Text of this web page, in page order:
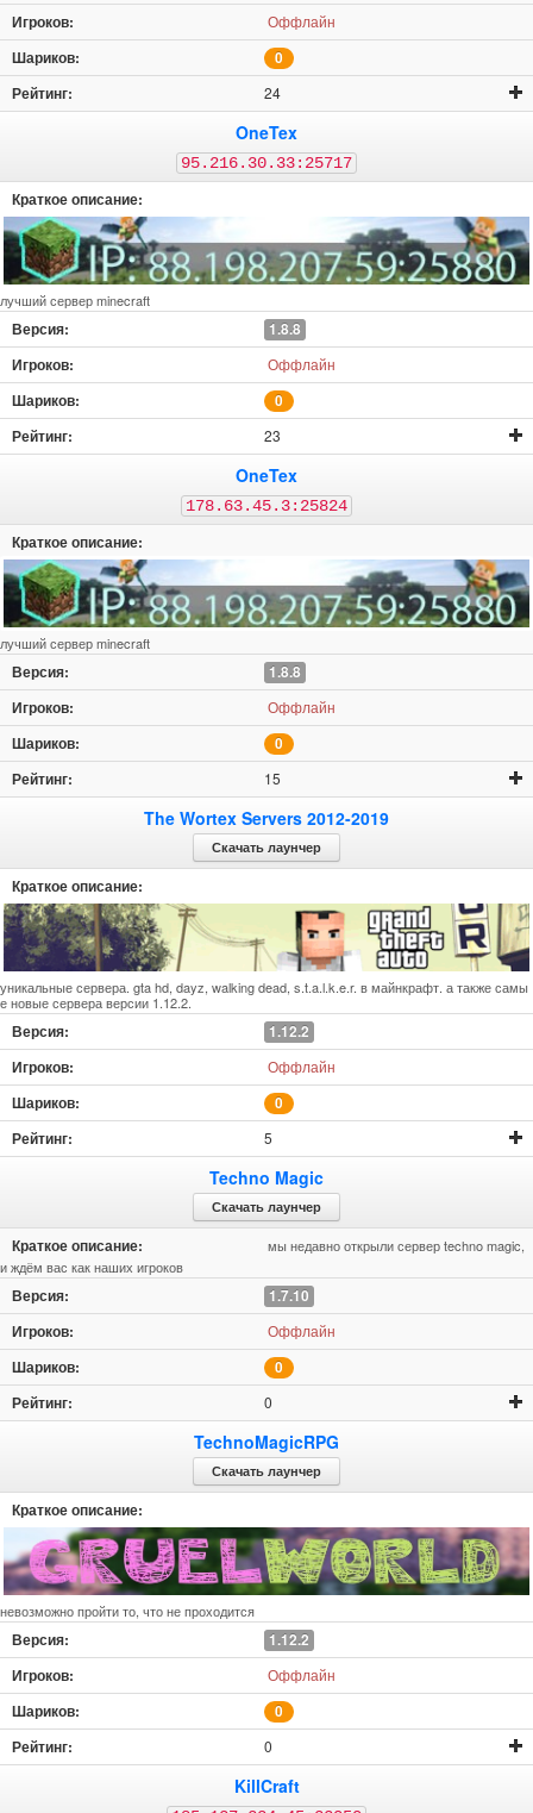
Оффлайн
0
24
OneTex
95.216.30.33:25717
лучший сервер minecraft
1.8.8
Оффлайн
0
23
OneTex
178.63.45.3:25824
лучший сервер minecraft
1.8.8
Оффлайн
0
15
The Wortex Servers 2012-2019
Скачать лаунчер
уникальные сервера. gta hd, dayz, walking dead, s.t.a.l.k.e.r. в майнкрафт. а также самы
е новые сервера версии 1.12.2.
1.12.2
Оффлайн
0
5
Techno Magic
Скачать лаунчер
мы недавно открыли сервер techno magic,
и ждём вас как наших игроков
1.7.10
Оффлайн
0
0
TechnoMagicRPG
Скачать лаунчер
невозможно пройти то, что не проходится
1.12.2
Оффлайн
0
0
KillCraft